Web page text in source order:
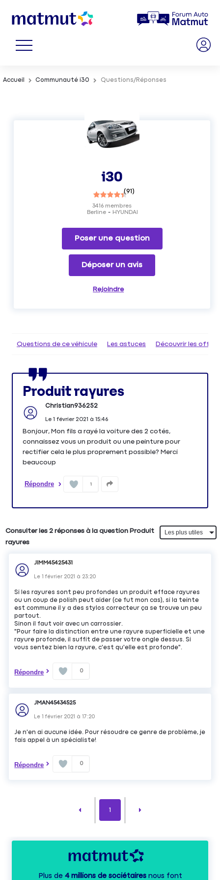
Accueil Communauté i30 Questions/Réponses
i30
(91)
Berline HYUNDAI
3416 membres
Poser une question
Déposer un avis
Rejoindre
Questions de ce véhicule Les astuces Découvrir les
Produit rayures
Christian936252
Le 1 février 2021 à 15:46
Bonjour, Mon fils a rayé la voiture des 2 cotés,
connaissez vous un produit ou une peinture pour
rectifier cela le plus proprement possible? Merci
beaucoup
Répondre 1
Consulter les 2 réponses à la question Produit
rayures
JIMM45425431
Le1 février 2021 à 23:20
Si les rayures sont peu profondes un produit efface rayures
ou un coup de polish peut aider (ce fut mon cas), si la teinte
est commune il y a des stylos correcteur ça se trouve un peu
partout.
Sinon il faut voir avec un carrossier.
"Pour faire la distinction entre une rayure superficielle et une
rayure profonde, il suffit de passer votre ongle dessus. Si
vous sentez bien la rayure, c'est qu'elle est profonde".
Répondre 0
JMAN45434525
Le1 février 2021 à17:20
Je n'en ai aucune idée. Pour résoudre ce genre de problème, je
fais appel à un spécialiste!
Répondre 0
1
Plus de 4 millions de sociétairesnous font